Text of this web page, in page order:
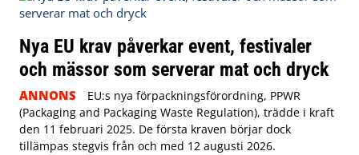
Nya EU krav påverkar event, festivaler
och mässor som serverar mat och dryck
ANNONS
EU:s nya förpackningsförordning, PPWR
(Packaging and Packaging Waste Regulation), trädde i kraft
den 11 februari 2025. De första kraven börjar dock
tillämpas stegvis från och med 12 augusti 2026.